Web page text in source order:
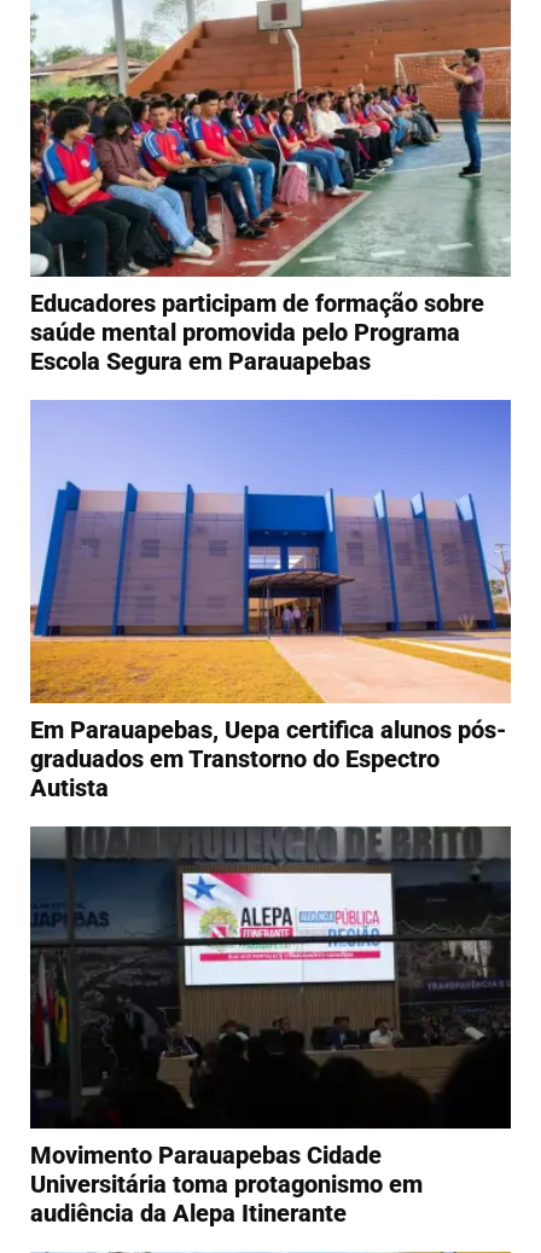
Educadores participam de formação sobre
saúde mental promovida pelo Programa
Escola Segura em Parauapebas
Em Parauapebas, Uepa certifica alunos pós-
graduados em Transtorno do Espectro
Autista
Movimento Parauapebas Cidade
Universitária toma protagonismo em
audiência da Alepa Itinerante